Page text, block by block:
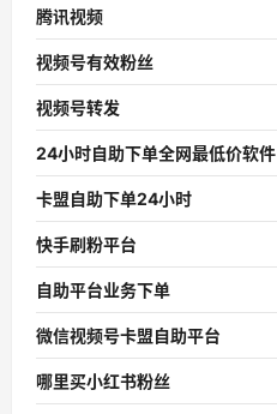
腾讯视频
视频号有效粉丝
视频号转发
24小时自助下单全网最低价软件
卡盟自助下单24小时
快手刷粉平台
自助平台业务下单
微信视频号卡盟自助平台
哪里买小红书粉丝